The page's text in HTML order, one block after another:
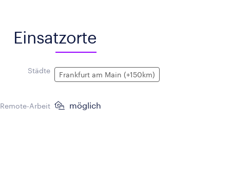
Einsatzorte
Städte Frankfurt am Main (+150km)
Remote-Arbeit möglich